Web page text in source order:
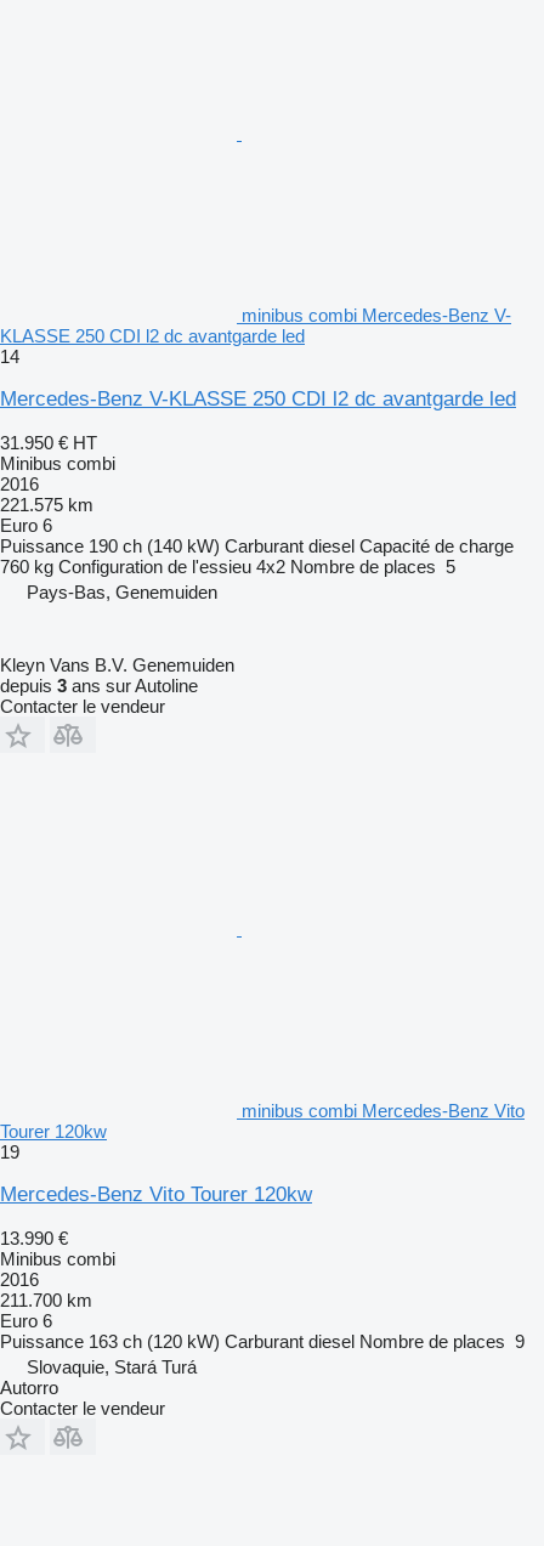
minibus combi Mercedes-Benz V-
KLASSE 250 CDI l2 dc avantgarde led
14
Mercedes-Benz V-KLASSE 250 CDI l2 dc avantgarde led
31.950 € HT
Minibus combi
2016
221.575 km
Euro 6
Puissance 190 ch (140 kW) Carburant diesel Capacité de charge
760 kg Configuration de l'essieu 4x2 Nombre de places 5
Pays-Bas, Genemuiden
Kleyn Vans B.V. Genemuiden
depuis 3 ans sur Autoline
Contacter le vendeur
minibus combi Mercedes-Benz Vito
Tourer 120kw
19
Mercedes-Benz Vito Tourer 120kw
13.990 €
Minibus combi
2016
211.700 km
Euro 6
Puissance 163 ch (120 kW) Carburant diesel Nombre de places 9
Slovaquie, Stará Turá
Autorro
Contacter le vendeur